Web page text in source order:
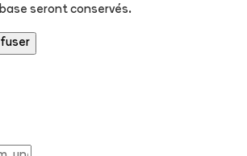
seront conservés.